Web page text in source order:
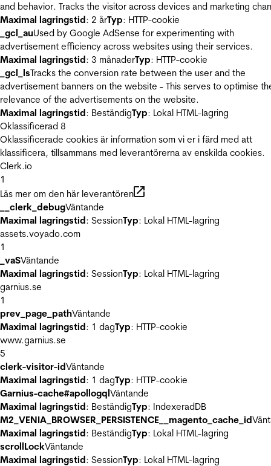
and behavior. Tracks the visitor across devices and marketing
Maximal lagringstid: 2 årTyp: HTTP-cookie
_gcl_auUsed by Google AdSense for experimenting with
advertisement efficiency across websites using their services.
Maximal lagringstid: 3 månaderTyp: HTTP-cookie
_gcl_lsTracks the conversion rate between the user and the
advertisement banners on the website - This serves to optimise
relevance of the advertisements on the website.
Maximal lagringstid: BeständigTyp: Lokal HTML-lagring
Oklassificerad 8
Oklassificerade cookies är information som vi er i färd med att
klassificera, tillsammans med leverantörerna av enskilda cookies.
Clerk.io
1
Läs mer om den här leverantören
__clerk_debugVäntande
Maximal lagringstid: SessionTyp: Lokal HTML-lagring
assets.voyado.com
1
_vaSVäntande
Maximal lagringstid: SessionTyp: Lokal HTML-lagring
garnius.se
1
prev_page_pathVäntande
Maximal lagringstid: 1 dagTyp: HTTP-cookie
www.garnius.se
5
clerk-visitor-idVäntande
Maximal lagringstid: 1 dagTyp: HTTP-cookie
Garnius-cache#apollogqlVäntande
Maximal lagringstid: BeständigTyp: IndexeradDB
M2_VENIA_BROWSER_PERSISTENCE__magento_cache_id
Maximal lagringstid: BeständigTyp: Lokal HTML-lagring
scrollLockVäntande
Maximal lagringstid: SessionTyp: Lokal HTML-lagring